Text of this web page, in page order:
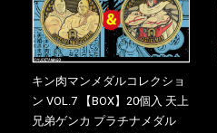
キン肉マンメダルコレクショ
ン VOL.7 【BOX】20個入 天上
兄弟ゲンカ プラチナメダル